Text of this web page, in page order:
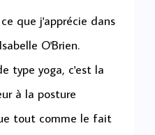
que j'apprécie dans
O'Brien.
type yoga, c'est la
à la posture
tout comme le fait